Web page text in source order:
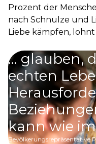
Prozent der
nach Schnulze und
Liebe kämpfen, lohnt
… glauben,
echten
kann wie
Bevölkerungsrepräsentative